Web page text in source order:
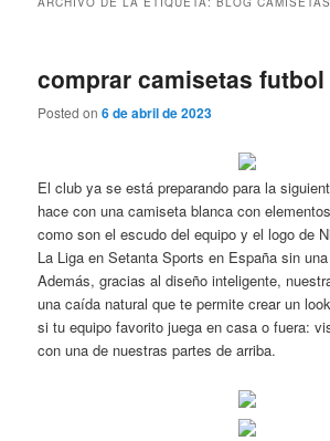
comprar camisetas futbol
Posted on6 de abril de 2023
El club ya se está preparando para la
hace con una camiseta blanca con
como son el escudo del equipo y el logo de
La Liga en Setanta Sports en España sin
Además, gracias al diseño inteligente,
una caída natural que te permite crear un
si tu equipo favorito juega en casa o fuera:
con una de nuestras partes de arriba.